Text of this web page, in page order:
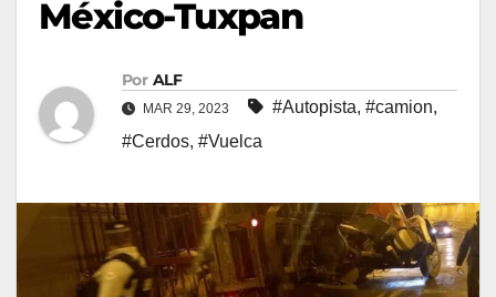
México-Tuxpan
Por ALF
MAR 29, 2023 #Autopista, #camion,
#Cerdos, #Vuelca